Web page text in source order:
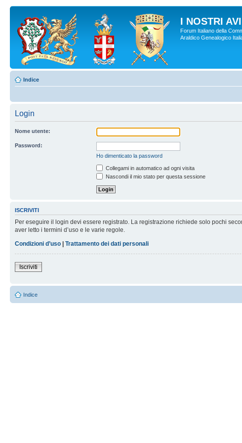
I NOSTRI AVI
Forum Italiano della
Araldico Genealogico
Indice
Login
Nome utente:
Password:
Ho dimenticato la password
Collegami in automatico ad ogni visita
Nascondi il mio stato per questa sessione
ISCRIVITI
Per eseguire il login devi essere registrato. La registrazione richiede solo pochi
aver letto i termini d’uso e le varie regole.
Condizioni d’uso | Trattamento dei dati personali
Iscriviti
Indice